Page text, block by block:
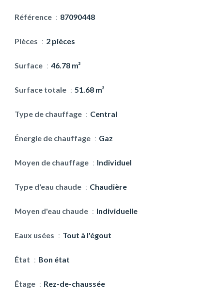
Référence 87090448
Pièces 2 pièces
Surface 46.78 m²
Surface totale 51.68 m²
Type de chauffage Central
Énergie de chauffage Gaz
Moyen de chauffage Individuel
Type d'eau chaude Chaudière
Moyen d'eau chaude Individuelle
Eaux usées Tout à l'égout
État Bon état
Étage Rez-de-chaussée